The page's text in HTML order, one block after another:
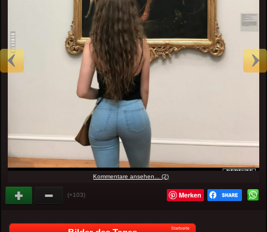
Kommentare ansehen... (2)
(+103) Merken
Startseite